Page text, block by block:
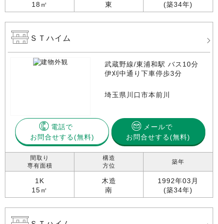
18㎡
東
(築34年)
ＳＴハイム
武蔵野線/東浦和駅 バス10分
伊刈中通り下車停歩3分
埼玉県川口市本前川
電話で
お問合せする
メールで
お問合せする(無料)
間取り
専有面積
1K
15㎡
構造
方位
木造
南
築年
1992年03月
(築34年)